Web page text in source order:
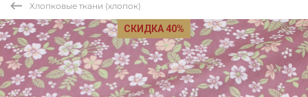
Хлопковые ткани (хлопок)
СКИДКА 40%